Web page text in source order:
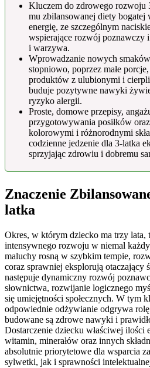
Kluczem do zdrowego rozwoju
mu zbilansowanej diety bogatej
energię, ze szczególnym
wspierające rozwój poznawczy
i warzywa.
Wprowadzanie nowych
stopniowo, poprzez małe
produktów z ulubionymi i
buduje pozytywne nawyki
ryzyko alergii.
Proste, domowe przepisy,
przygotowywania posiłków
kolorowymi i różnorodnymi
codzienne jedzenie dla 3-latka
sprzyjając zdrowiu i dobremu
Znaczenie
latka
Okres, w którym dziecko ma trzy lata,
intensywnego rozwoju w niemal
maluchy rosną w szybkim tempie,
coraz sprawniej eksplorują otaczający
następuje dynamiczny rozwój
słownictwa, rozwijanie logicznego
się umiejętności społecznych. W tym
odpowiednie odżywianie odgrywa
budowane są zdrowe nawyki i
Dostarczenie dziecku właściwej ilości
witamin, minerałów oraz innych
absolutnie priorytetowe dla wsparcia
sylwetki, jak i sprawności